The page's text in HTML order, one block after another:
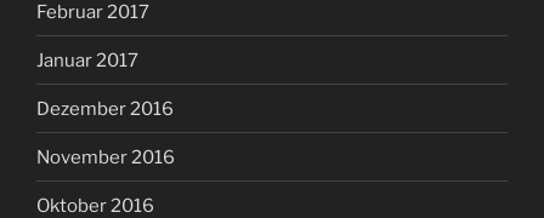
Februar 2017
Januar 2017
Dezember 2016
November 2016
Oktober 2016